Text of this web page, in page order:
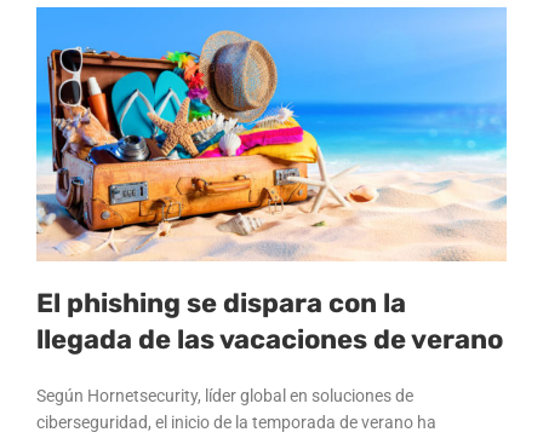
El phishing se dispara con la
llegada de las vacaciones de verano
Según Hornetsecurity, líder global en soluciones de
ciberseguridad, el inicio de la temporada de verano ha